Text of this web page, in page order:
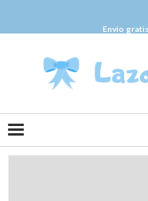
Envio